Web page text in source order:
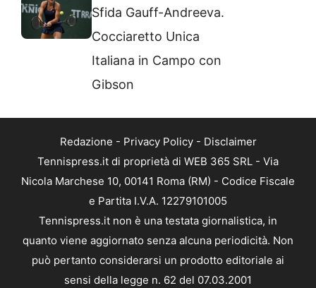
Sfida Gauff-Andreeva.
Cocciaretto Unica
Italiana in Campo con
Gibson
Redazione - Privacy Policy- Disclaimer
Tennispress.it di proprietà di WEB 365 SRL - Via
Nicola Marchese 10, 00141 Roma (RM) - Codice Fiscale
e Partita I.V.A. 12279101005
Tennispress.it non è una testata giornalistica, in
quanto viene aggiornato senza alcuna periodicità. Non
può pertanto considerarsi un prodotto editoriale ai
sensi della legge n. 62 del 07.03.2001